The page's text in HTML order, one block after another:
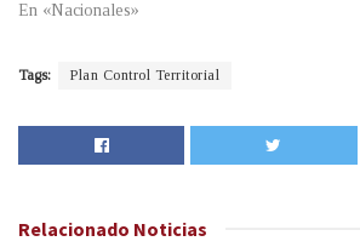
En «Nacionales»
Tags: Plan Control Territorial
Relacionado Noticias